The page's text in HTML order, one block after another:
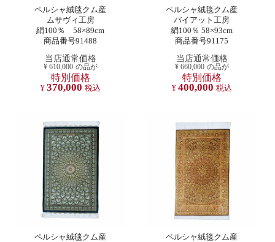
ペルシャ絨毯クム産
ムサヴィ工房
絹100％ 58×89cm
商品番号91488
当店通常価格
¥ 610,000 の品が
特別価格
¥ 370,000 税込
ペルシャ絨毯クム産
バイアット工房
絹100％ 58×93cm
商品番号91175
当店通常価格
¥ 660,000 の品が
特別価格
¥ 400,000 税込
ペルシャ絨毯クム産
ペルシャ絨毯クム産